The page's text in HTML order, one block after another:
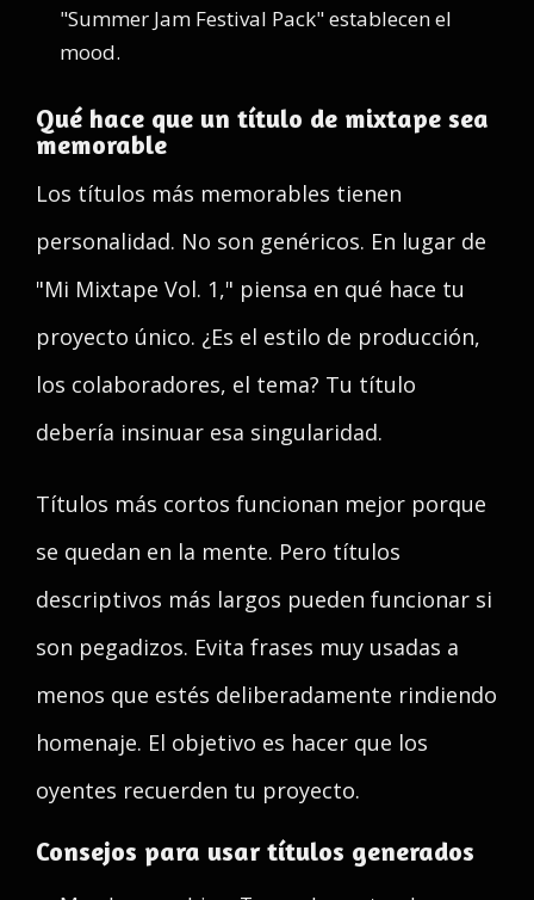
"Summer Jam Festival Pack" establecen el
mood.
Qué hace que un título de mixtape sea
memorable
Los títulos más memorables tienen
personalidad. No son genéricos. En lugar de
"Mi Mixtape Vol. 1," piensa en qué hace tu
proyecto único. ¿Es el estilo de producción,
los colaboradores, el tema? Tu título
debería insinuar esa singularidad.
Títulos más cortos funcionan mejor porque
se quedan en la mente. Pero títulos
descriptivos más largos pueden funcionar si
son pegadizos. Evita frases muy usadas a
menos que estés deliberadamente rindiendo
homenaje. El objetivo es hacer que los
oyentes recuerden tu proyecto.
Consejos para usar títulos generados